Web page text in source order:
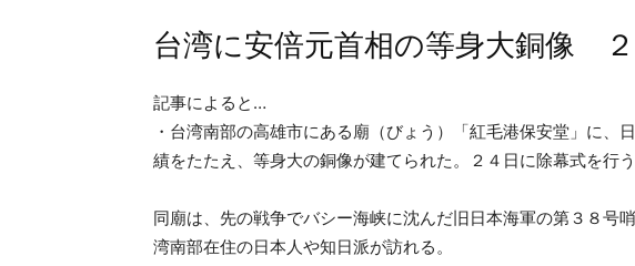
台湾に安倍元首相の等身大銅像
記事によると…
・台湾南部の高雄市にある廟（びょう）「紅毛港保安堂」に、
績をたたえ、等身大の銅像が建てられた。２４日に除幕式を行う
同廟は、先の戦争でバシー海峡に沈んだ旧日本海軍の第３８号
湾南部在住の日本人や知日派が訪れる。